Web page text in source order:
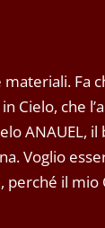
Fa
Cielo, che
ANAUEL,
Voglio
perché il